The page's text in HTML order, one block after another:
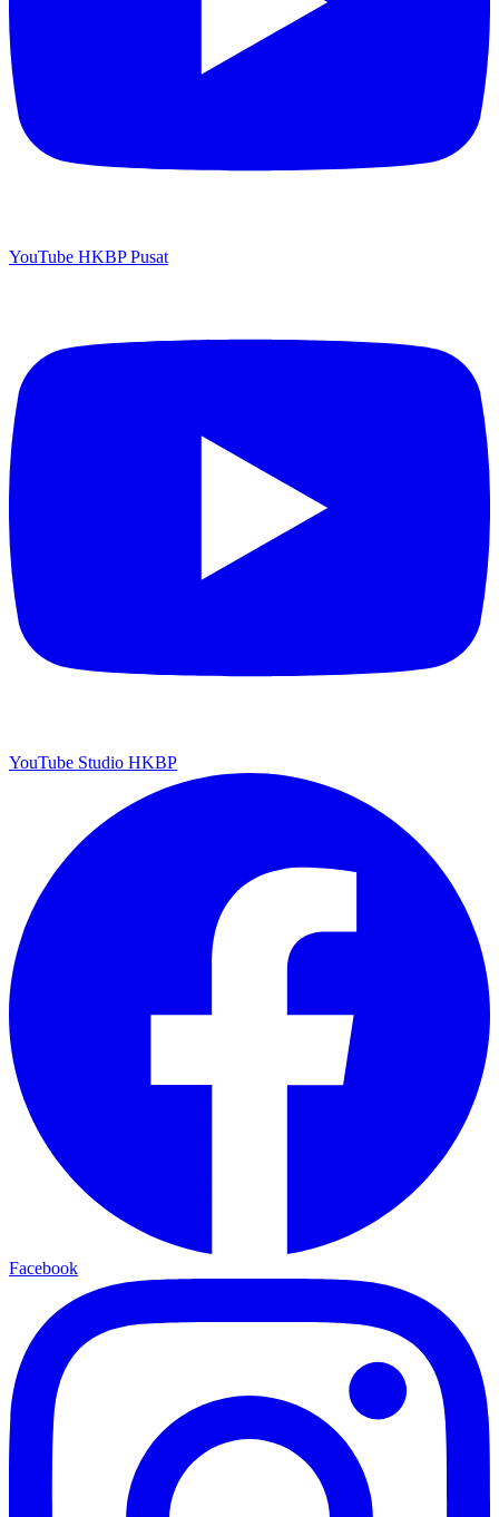
YouTube HKBP Pusat
YouTube Studio HKBP
Facebook